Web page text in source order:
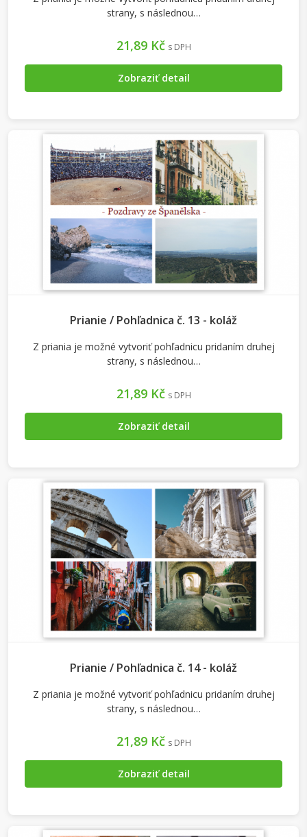
strany, s následnou…
21,89 Kč s DPH
Zobraziť detail
Prianie / Pohľadnica č. 13 - koláž
Z priania je možné vytvoriť pohľadnicu pridaním druhej
strany, s následnou…
21,89 Kč s DPH
Zobraziť detail
Prianie / Pohľadnica č. 14 - koláž
Z priania je možné vytvoriť pohľadnicu pridaním druhej
strany, s následnou…
21,89 Kč s DPH
Zobraziť detail